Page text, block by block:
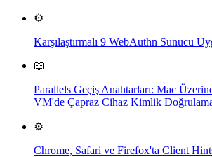
⚙️
Karşılaştırmalı 9 WebAuthn Sunucu
📖
Parallels Geçiş Anahtarları: Mac
VM'de Çapraz Cihaz Kimlik
⚙️
Chrome, Safari ve Firefox'ta Client